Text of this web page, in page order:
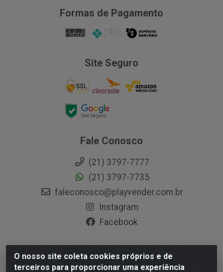
O nosso site coleta cookies próprios e de
terceiros para proporcionar uma experiência
Formas de Pagamento
Site Seguro
Fale Conosco
(21) 3797-7777
(21) 3797-7735
faleconosco@playvender.com.br
Instagram
Facebook
Playvender Distribuidora - Avenida Ana Dantas, 183-